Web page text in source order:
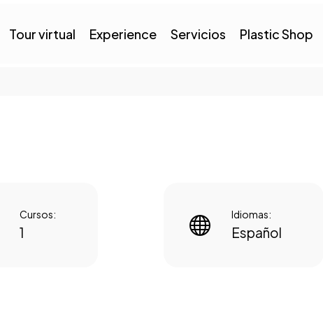
Tour virtual Experience Servicios Plastic Shop
Cursos:
1 
 Idiomas:
Español